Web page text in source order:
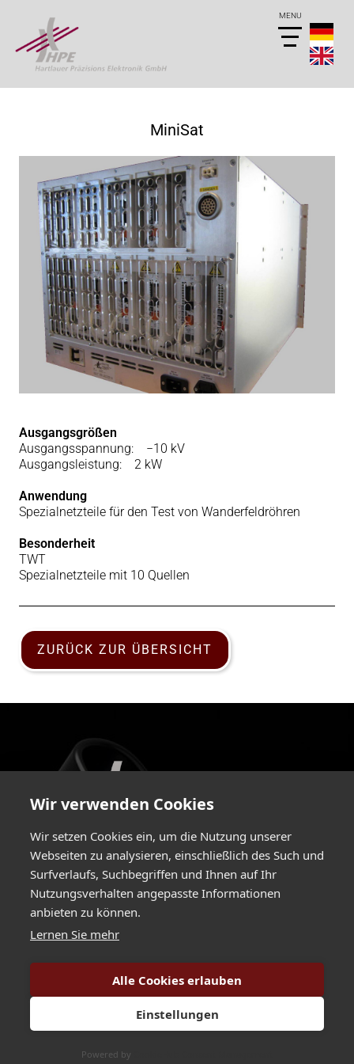
MiniSat
Ausgangsgrößen
Ausgangsspannung: −10 kV
Ausgangsleistung: 2 kW
Anwendung
Spezialnetzteile für den Test von Wanderfeldröhren
Besonderheit
TWT
Spezialnetzteile mit 10 Quellen
ZURÜCK ZUR ÜBERSICHT
Greimelstraße 24a / 83236 Übersee / Germany
+49 8642 596 580/
+49 8642 596 58-29 /
info@hartlauer.de
Copyright Hartlauer Präzisions Elektronik GmbH. All rights reserved 2025.
Impressum//Datenschutz
Wir verwenden Cookies
Wir setzen Cookies ein, um die Nutzung unserer
Webseiten zu analysieren, einschließlich des Such und
Surfverlaufs, Suchbegriffen und Ihnen auf Ihr
Nutzungsverhalten angepasste Informationen
anbieten zu können.
Lernen Sie mehr
Alle Cookies erlauben
Einstellungen
Powered by